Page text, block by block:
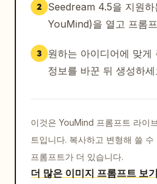
2
Seedream 4.5을 지원하
YouMind)을 열고 프롬
3
원하는 아이디어에 맞게
정보를 바꾼 뒤 생성하세
이것은 YouMind 프롬프트 라이
트입니다. 복사하고 변형해 쓸
프롬프트가 더 있습니다.
더 많은 이미지 프롬프트 보기